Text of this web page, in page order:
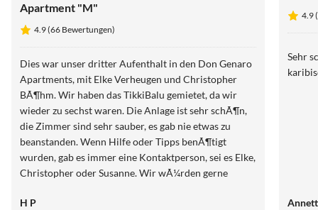
Apartment "M"
4.9 (66 Bewertungen)
Dies war unser dritter Aufenthalt in den Don Genaro
Apartments, mit Elke Verheugen und Christopher
BÃ¶hm. Wir haben das TikkiBalu gemietet, da wir
wieder zu sechst waren. Die Anlage ist sehr schÃ¶n,
die Zimmer sind sehr sauber, es gab nie etwas zu
beanstanden. Wenn Hilfe oder Tipps benÃ¶tigt
wurden, gab es immer eine Kontaktperson, sei es Elke,
Christopher oder Susanne. Wir wÃ¼rden gerne
H P
4.9
Sehr